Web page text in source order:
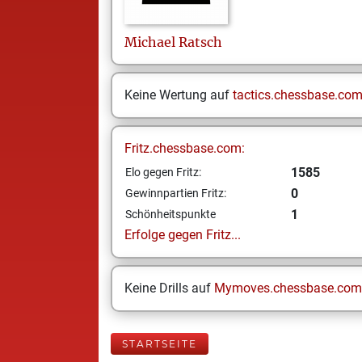
Michael Ratsch
Keine Wertung auf tactics.chessbase.com
Fritz.chessbase.com:
Elo gegen Fritz: 1585
Gewinnpartien Fritz: 0
Schönheitspunkte
1
Erfolge gegen Fritz...
Keine Drills auf Mymoves.chessbase.com
STARTSEITE